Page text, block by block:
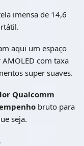
imensa de 14,6
aqui um espaço
com taxa
super suaves.
Qualcomm
bruto para
seja.